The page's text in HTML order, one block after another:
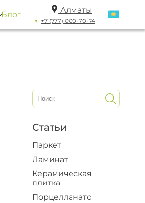
Блог Алматы
+7 (777) 000-70-74
Статьи
Паркет
Ламинат
Керамическая
плитка
Порцелланато